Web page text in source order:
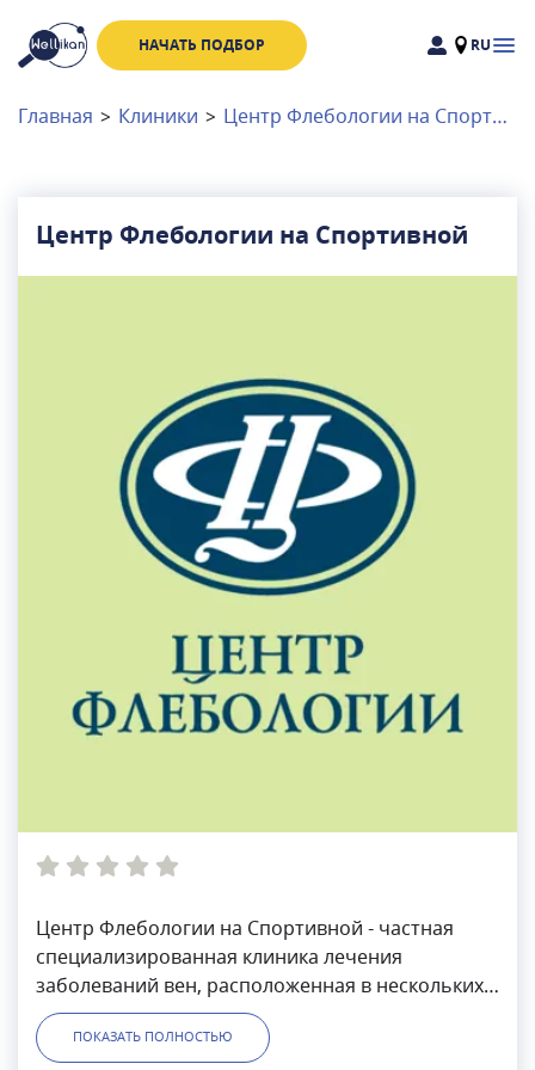
НАЧАТЬ ПОДБОР RU
Доктора
Клиники
Главная > Клиники > Центр Флебологии на Спортивной
Центр Флебологии на Спортивной
Центр Флебологии на Спортивной - частная
специализированная клиника лечения
заболеваний вен, расположенная в нескольких
минутах от м. Спортивная в Москве (район
Хамовники). Клиника работает каждый день.В
ПОКАЗАТЬ ПОЛНОСТЬЮ